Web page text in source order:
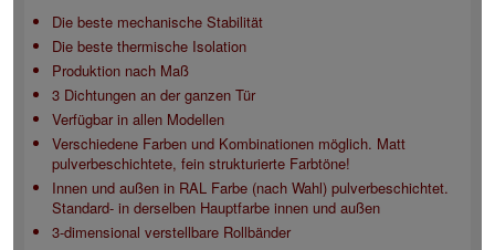
Die beste mechanische Stabilität
Die beste thermische Isolation
Produktion nach Maß
3 Dichtungen an der ganzen Tür
Verfügbar in allen Modellen
Verschiedene Farben und Kombinationen möglich. Matt
pulverbeschichtete, fein strukturierte Farbtöne!
Innen und außen in RAL Farbe (nach Wahl) pulverbeschichtet.
Standard- in derselben Hauptfarbe innen und außen
3-dimensional verstellbare Rollbänder